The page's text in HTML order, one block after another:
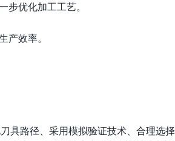
步优化加工工艺。
产效率。
具路径、采用模拟验证技术、合理选择